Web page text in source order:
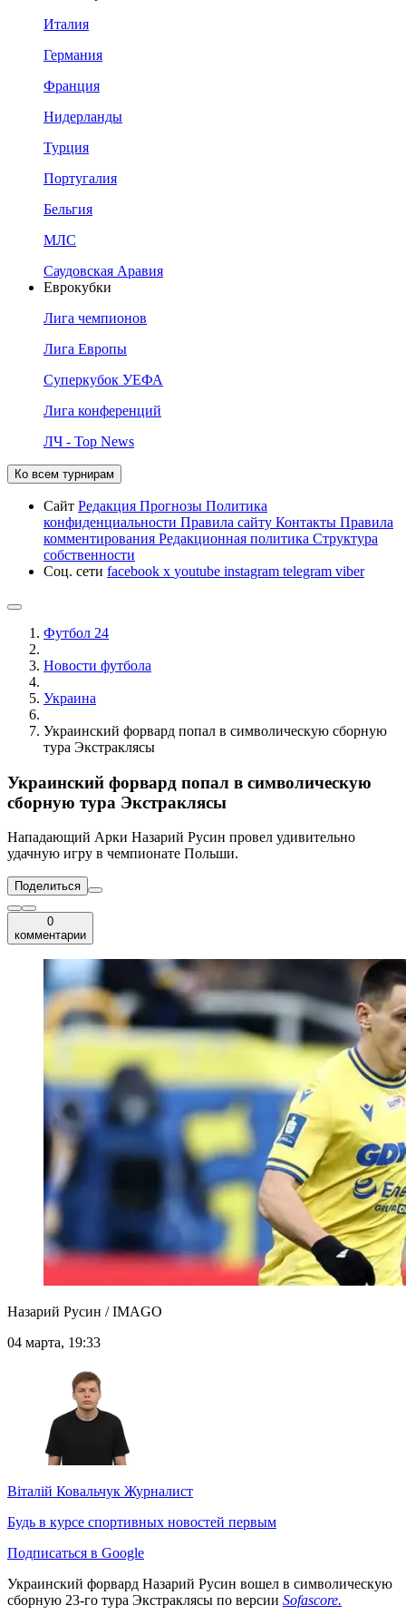
Италия
Германия
Франция
Нидерланды
Турция
Португалия
Бельгия
МЛС
Саудовская Аравия
Еврокубки
Лига чемпионов
Лига Европы
Суперкубок УЕФА
Лига конференций
ЛЧ - Top News
Ко всем турнирам
Сайт Редакция Прогнозы Политика
конфиденциальности Правила сайту Контакты Правила
комментирования Редакционная политика Структура
собственности
Соц. сети facebook x youtube instagram telegram viber
Футбол 24
Новости футбола
Украина
Украинский форвард попал в символическую сборную
тура Экстраклясы
Украинский форвард попал в символическую
сборную тура Экстраклясы
Нападающий Арки Назарий Русин провел удивительно
удачную игру в чемпионате Польши.
Поделиться
0
комментарии
Назарий Русин / IMAGO
04 марта, 19:33
Віталій Ковальчук Журналист
Будь в курсе спортивных новостей первым
Подписаться в Google
Украинский форвард Назарий Русин вошел в символическую
сборную 23-го тура Экстраклясы по версии Sofascore.